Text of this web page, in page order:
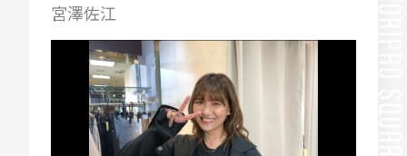
宮澤佐江